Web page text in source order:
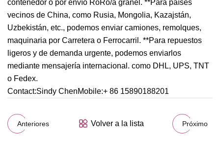
contenedor o por envío RoRo/a granel. **Para países
vecinos de China, como Rusia, Mongolia, Kazajstán,
Uzbekistán, etc., podemos enviar camiones, remolques,
maquinaria por Carretera o Ferrocarril. **Para repuestos
ligeros y de demanda urgente, podemos enviarlos
mediante mensajería internacional. como DHL, UPS, TNT
o Fedex.
Contact:Sindy ChenMobile:+ 86 15890188201
Anteriores Volver a la lista Próximo